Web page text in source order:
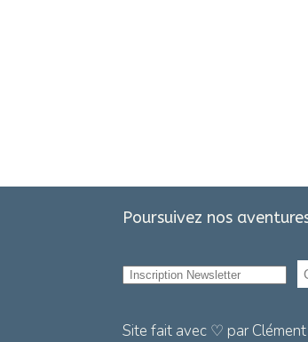
Poursuivez nos
Site fait avec ♡ par Clément